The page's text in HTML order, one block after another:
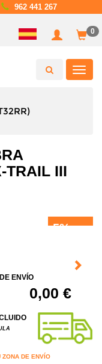
962 441 267
0
TRAIL III
5%
ENVÍO
0,00 €
ZONA DE ENVÍO